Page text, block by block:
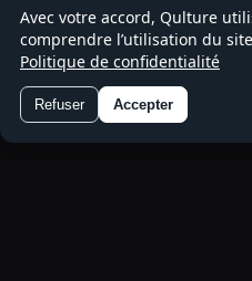
Avec votre accord, Qulture
comprendre l’utilisation du
Politique de confidentialité
Refuser Accepter